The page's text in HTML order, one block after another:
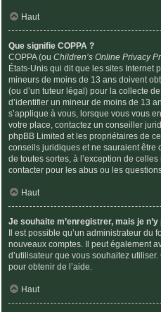
Haut
Que signifie COPPA ?
COPPA (ou Children’s Online Privacy
États-Unis qui dit que les sites Internet
mineurs de moins de 13 ans doivent
(ou d’un tuteur légal) pour la collecte
d’identifier un mineur de moins de 13
s’applique à vous, lorsque vous vous
votre place, contactez un conseiller
phpBB Limited et les propriétaires de
conseils juridiques et ne sauraient être
de toutes sortes, à l’exception de
contacter pour les abus ou les
Haut
Je souhaite m’enregistrer, mais je
Il est possible qu’un administrateur du
nouveaux comptes. Il peut également
d’utilisateur que vous souhaitez
pour obtenir de l’aide.
Haut